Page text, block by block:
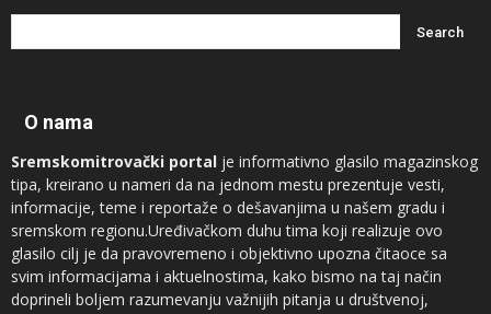
O nama
Sremskomitrovački portal je informativno glasilo magazinskog
tipa, kreirano u nameri da na jednom mestu prezentuje vesti,
informacije, teme i reportaže o dešavanjima u našem gradu i
sremskom regionu.Uređivačkom duhu tima koji realizuje ovo
glasilo cilj je da pravovremeno i objektivno upozna čitaoce sa
svim informacijama i aktuelnostima, kako bismo na taj način
doprineli boljem razumevanju važnijih pitanja u društvenoj,